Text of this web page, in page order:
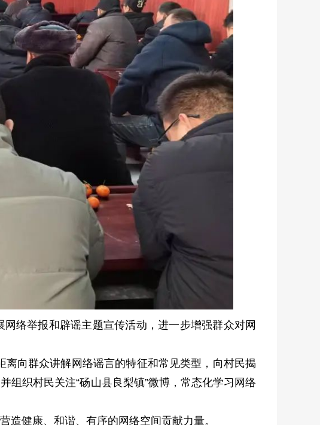
络举报和辟谣主题宣传活动，进一步增强群众对网
向群众讲解网络谣言的特征和常见类型，向村民揭
组织村民关注“砀山县良梨镇”微博，常态化学习网络
健康、和谐、有序的网络空间贡献力量。